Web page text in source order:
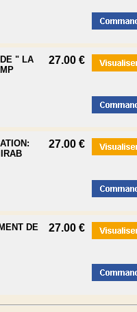
" LA
27.00 €
27.00 €
DE
27.00 €